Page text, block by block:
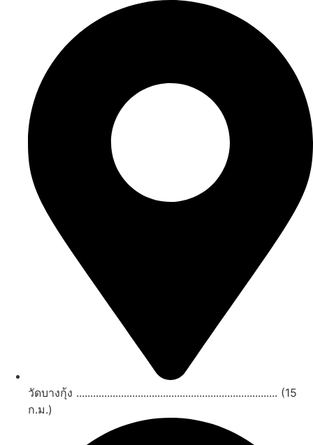
วัดบางกุ้ง ........................................................................ (15
ก.ม.)